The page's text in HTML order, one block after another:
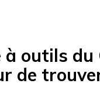
outils du
de